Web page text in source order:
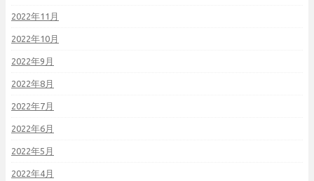
2022年11月
2022年10月
2022年9月
2022年8月
2022年7月
2022年6月
2022年5月
2022年4月